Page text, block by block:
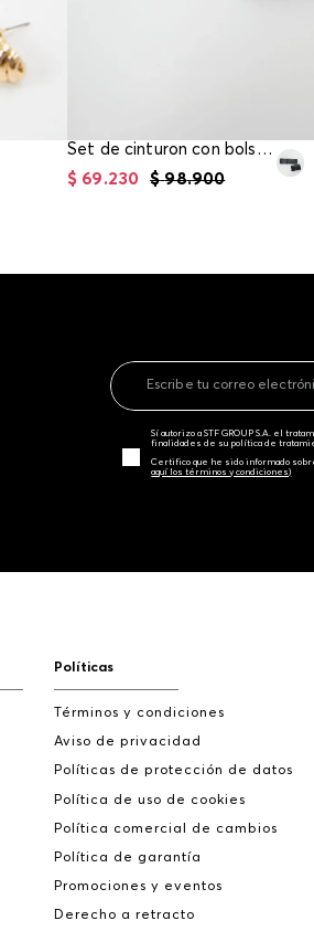
Set de cinturon con bolso tipo sobre
$ 98.900
$ 69.230
Sí autorizo a STF GROUP S.A. el
finalidades de su política de
Certifico que he sido informado
aquí los términos y condiciones)
Políticas
Términos y condiciones
Aviso de privacidad
Políticas de protección de datos
Política de uso de cookies
Política comercial de cambios
Política de garantía
Promociones y eventos
Derecho a retracto